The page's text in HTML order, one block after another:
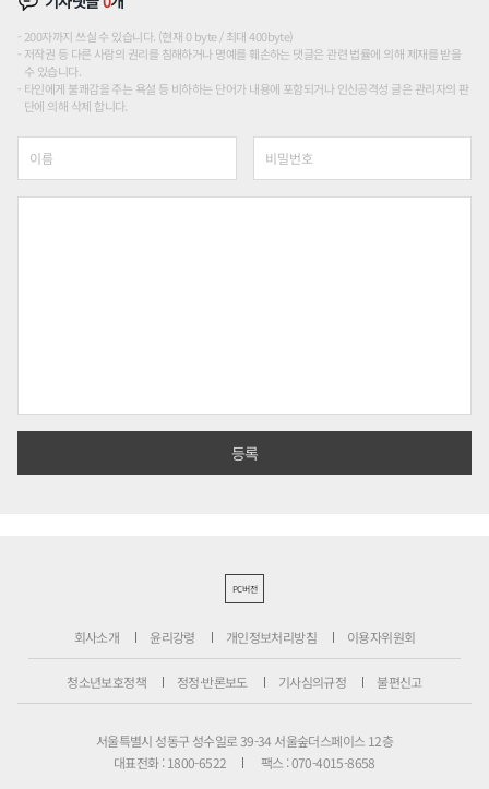
200자까지 쓰실 수 있습니다. (현재 0 byte / 최대 400byte)
저작권 등 다른 사람의 권리를 침해하거나 명예를 훼손하는 댓글은 관련 법률에 의해 제재를 받을
수 있습니다.
타인에게 불쾌감을 주는 욕설 등 비하하는 단어가 내용에 포함되거나 인신공격성 글은 관리자의 판
단에 의해 삭제 합니다.
PC버전
회사소개 윤리강령 개인정보처리방침 이용자위원회
청소년보호정책 정정·반론보도 기사심의규정 불편신고
서울특별시 성동구 성수일로 39-34 서울숲더스페이스 12층
대표전화 : 1800-6522
팩스 : 070-4015-8658